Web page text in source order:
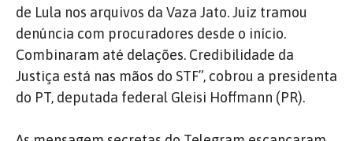
de Lula nos arquivos da Vaza Jato. Juiz tramou
denúncia com procuradores desde o início.
Combinaram até delações. Credibilidade da
Justiça está nas mãos do STF”, cobrou a presidenta
do PT, deputada federal Gleisi Hoffmann (PR).